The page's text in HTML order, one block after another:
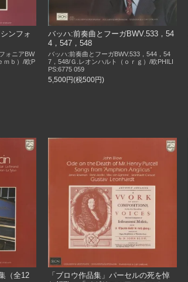
ンフォ
ォニアBW
ｍｂ）/欧P
バッハ:前奏曲とフーガBWV.533，54
4，547，548
バッハ:前奏曲とフーガBWV.533，544，54
7，548/Ｇ.レオンハルト（ｏｒｇ）/欧PHILI
PS:6775 059
5,500円(税500円)
（全12
「ブロウ作品集」パーセルの死を悼